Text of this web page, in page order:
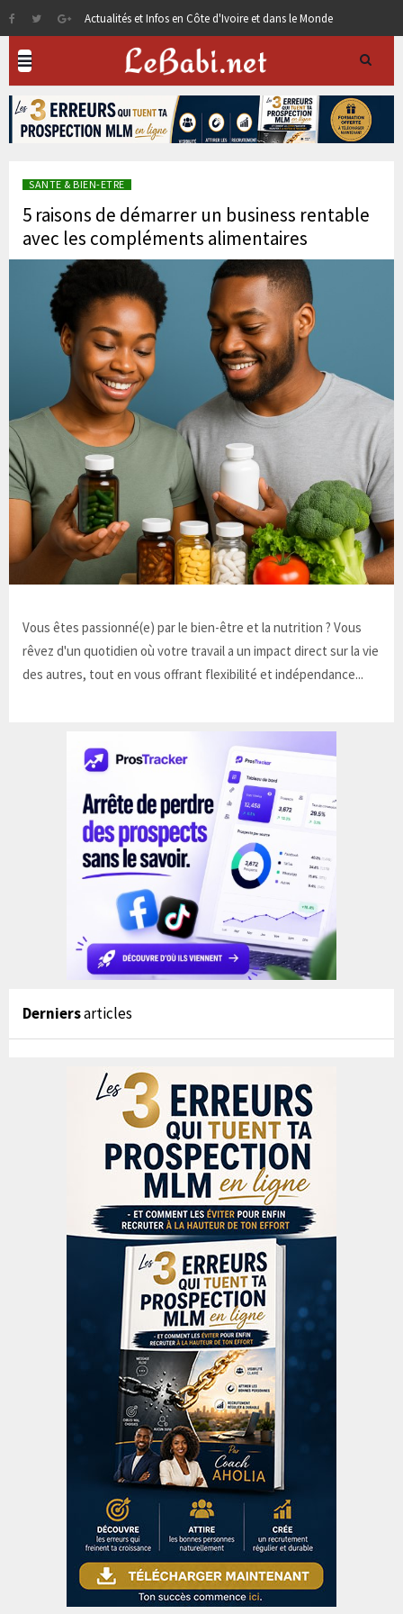
Actualités et Infos en Côte d'Ivoire et dans le Monde
SANTE & BIEN-ETRE
5 raisons de démarrer un business rentable
avec les compléments alimentaires
Vous êtes passionné(e) par le bien-être et la nutrition ? Vous
rêvez d'un quotidien où votre travail a un impact direct sur la vie
des autres, tout en vous offrant flexibilité et indépendance...
Derniersarticles